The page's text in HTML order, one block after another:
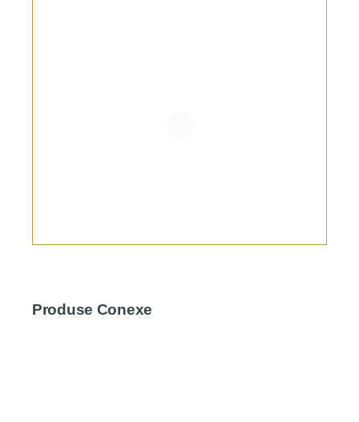
Produse Conexe